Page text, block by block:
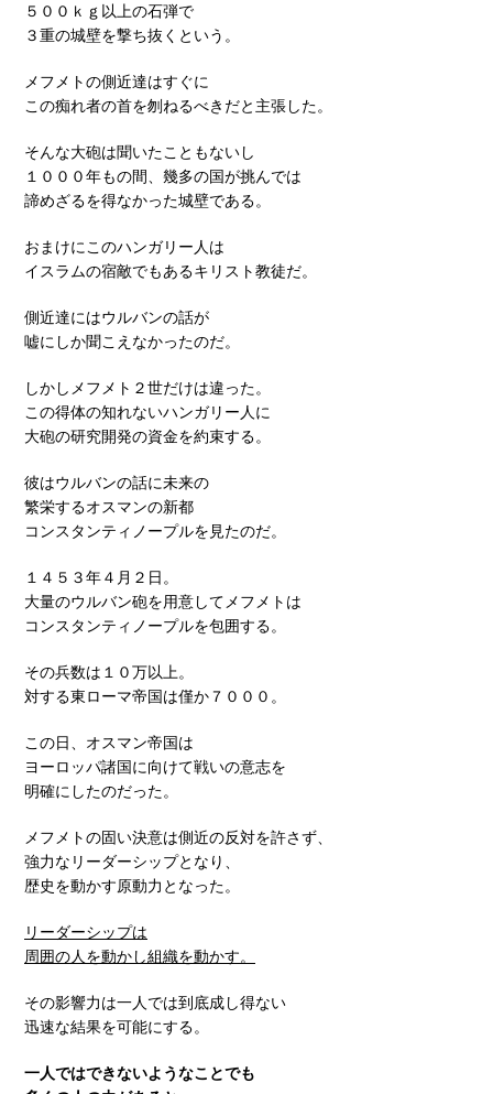
５００ｋｇ以上の石弾で
３重の城壁を撃ち抜くという。
メフメトの側近達はすぐに
この痴れ者の首を刎ねるべきだと主張した。
そんな大砲は聞いたこともないし
１０００年もの間、幾多の国が挑んでは
諦めざるを得なかった城壁である。
おまけにこのハンガリー人は
イスラムの宿敵でもあるキリスト教徒だ。
側近達にはウルバンの話が
嘘にしか聞こえなかったのだ。
しかしメフメト２世だけは違った。
この得体の知れないハンガリー人に
大砲の研究開発の資金を約束する。
彼はウルバンの話に未来の
繁栄するオスマンの新都
コンスタンティノープルを見たのだ。
１４５３年４月２日。
大量のウルバン砲を用意してメフメトは
コンスタンティノープルを包囲する。
その兵数は１０万以上。
対する東ローマ帝国は僅か７０００。
この日、オスマン帝国は
ヨーロッパ諸国に向けて戦いの意志を
明確にしたのだった。
メフメトの固い決意は側近の反対を許さず、
強力なリーダーシップとなり、
歴史を動かす原動力となった。
リーダーシップは
周囲の人を動かし組織を動かす。
その影響力は一人では到底成し得ない
迅速な結果を可能にする。
一人ではできないようなことでも